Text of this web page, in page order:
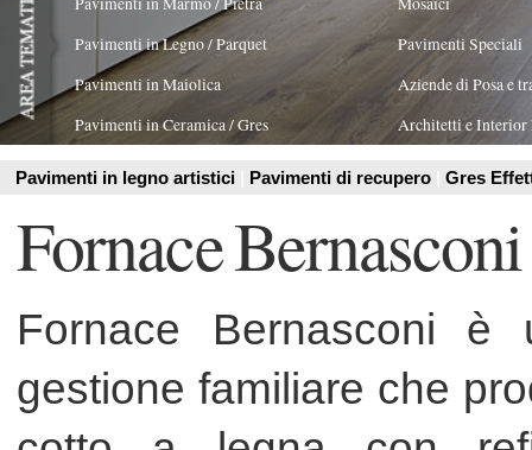
Pavimenti in Ceramica / Gres Architetti e Interior Design
Pavimenti in legno artistici | Pavimenti di recupero | Gres Effetto Legno
Fornace Bernasconi
Fornace Bernasconi è un
gestione familiare che produce
cotto a legna con refili di
certificato per la
produzione artigianale e su
personalizzare il vostro mattone